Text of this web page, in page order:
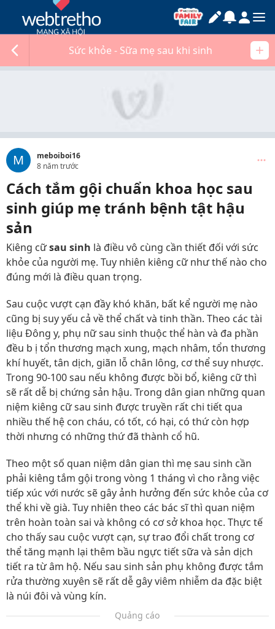
Sức khỏe - Sữa mẹ sau khi sinh
M
meboiboi16
8 năm trước
Cách tắm gội chuẩn khoa học sau
sinh giúp mẹ tránh bệnh tật hậu
sản
Kiêng cữsau sinh là điều vô cùng cần thiết đối với sức
khỏe của người mẹ. Tuy nhiên kiêng cữ như thế nào cho
đúng mới là điều quan trọng.
Sau cuộc vượt cạn đầy khó khăn, bất kể người mẹ nào
cũng bị suy yếu cả về thể chất và tinh thần. Theo các tài
liệu Đông y, phụ nữ sau sinh thuộc thể hàn và đa phần
đều b ị tổn thương mạch xung, mạch nhâm, tổn thương
khí huyết, tân dịch, giãn lỗ chân lông, cơ thể suy nhược.
Trong 90-100 sau nếu không được bồi bổ, kiêng cữ thì
sẽ rất dễ bị chứng sản hậu. Trong dân gian những quan
niệm kiêng cữ sau sinh được truyền rất chi tiết qua
nhiều thế hệ con cháu, có tốt, có hại, có thứ còn hợp
thời nhưng có những thứ đã thành cổ hũ.
Theo một số quan niệm dân gian thì mẹ sau sinh cần
phải kiêng tắm gội trong vòng 1 tháng vì cho rằng việc
tiếp xúc với nước sẽ gây ảnh hưởng đến sức khỏe của cơ
thể khi về già. Tuy nhiên theo các bác sĩ thì quan niệm
trên hoàn toàn sai và không có cơ sở khoa học. Thực tế
cho thấy sau cuộc vượt cạn, sự trao đổi chất trong cơ
thể tăng mạnh lại thêm bầu ngực tiết sữa và sản dịch
tiết ra từ âm hộ. Nếu sau sinh sản phụ không được tắm
rửa thường xuyên sẽ rất dễ gây viêm nhiễm da đặc biệt
là núi đôi và vùng kín.
Quảng cáo